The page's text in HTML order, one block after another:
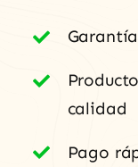
calidad
Pago